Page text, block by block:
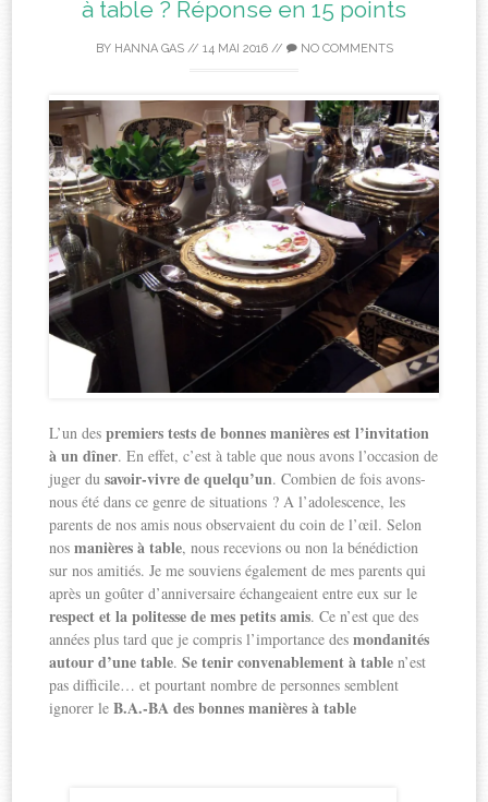
à table ? Réponse en 15 points
BY HANNA GAS// 14 MAI 2016// NO COMMENTS
L’un despremiers tests de bonnes manières est l’invitation
à un dîner. En effet, c’est à table que nous avons l’occasion de
juger dusavoir-vivre de quelqu’un. Combien de fois avons-
nous été dans ce genre de situations ? A l’adolescence, les
parents de nos amis nous observaient du coin de l’œil. Selon
nosmanières à table, nous recevions ou non la bénédiction
sur nos amitiés. Je me souviens également de mes parents qui
après un goûter d’anniversaire échangeaient entre eux sur le
respect et la politesse de mes petits amis. Ce n’est que des
années plus tard que je compris l’importance desmondanités
autour d’une table.Se tenir convenablement à table n’est
pas difficile… et pourtant nombre de personnes semblent
ignorer leB.A.-BA des bonnes manières à table